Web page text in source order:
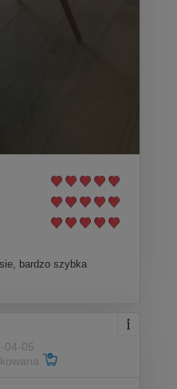
bardzo szybka
04-05